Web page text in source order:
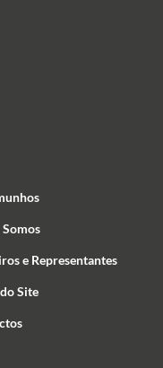
e Representantes
Site